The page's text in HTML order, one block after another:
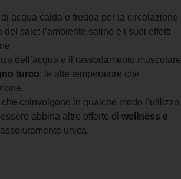
di acqua calda e fredda per la circolazione
del sale: l’ambiente salino e i suoi effetti
dell’acqua e il rassodamento muscolare
turco: le alte temperature che
coinvolgono in qualche modo l’utilizzo
abbina altre offerte di wellness e
unica.